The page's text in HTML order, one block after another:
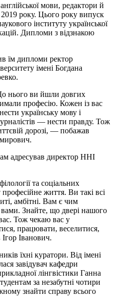
мови, редактори й
року. Цього року випуск
інституту української
Дипломи з відзнакою
їм дипломи ректор
імені Богдана
нього ви йшли довгих
професію. Кожен із вас
українську мову і
— нести правду. Тож
дорозі, — побажав
адресував директор ННІ
та соціальних
життя. Ви такі всі
амбітні. Вам є чим
вами. Знайте, що двері нашого
Тож чекаю вас у
працювати, веселитися,
Іванович.
їхні куратори. Від імені
завідувач кафедри
лінгвістики Ганна
за незабутні чотири
знайти справу всього